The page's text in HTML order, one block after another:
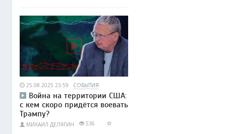
25.08.2025 23:59 СОБЫТИЯ
Война на территории США:
с кем скоро придётся воевать
Трампу?
МИХАИЛ ДЕЛЯГИН 536